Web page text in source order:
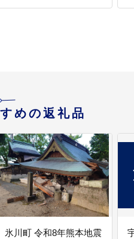
バラ 高評価 人気 内田本
めの返礼品
氷川町 令和8年熊本地震